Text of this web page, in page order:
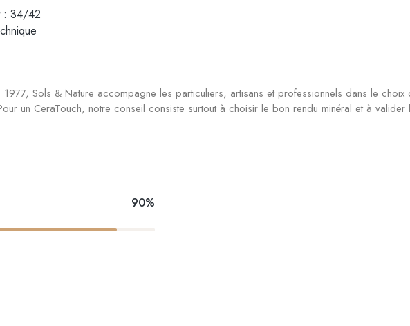
: 34/42
Sols & Nature accompagne les particuliers, artisans et professionnels dans le
un CeraTouch, notre conseil consiste surtout à choisir le bon rendu minéral et à valider
90%